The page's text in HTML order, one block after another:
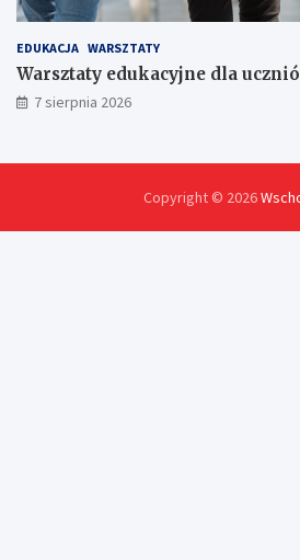
EDUKACJA WARSZTATY
Warsztaty edukacyjne dla
7 sierpnia 2026
Copyright © 2026